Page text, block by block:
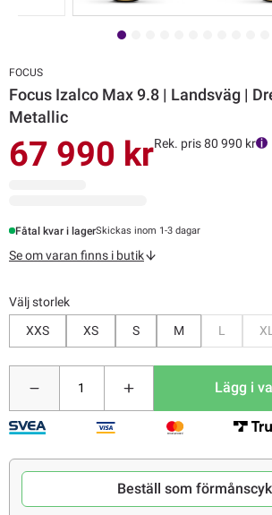
FOCUS
Focus Izalco Max 9.8 | Landsväg |
Metallic
67 990 krRek. pris 80 990 kr
Fåtal kvar i lagerSkickas inom 1-3 dagar
Se om varan finns i butik
Välj storlek
XXS
XS S M L XL
Lägg i
Beställ som